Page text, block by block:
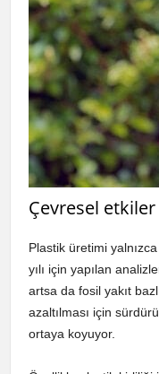
Çevresel
Plastik üretimi
yılı için yapılan
artsa da fosil yakıt
azaltılması için
ortaya koyuyor.